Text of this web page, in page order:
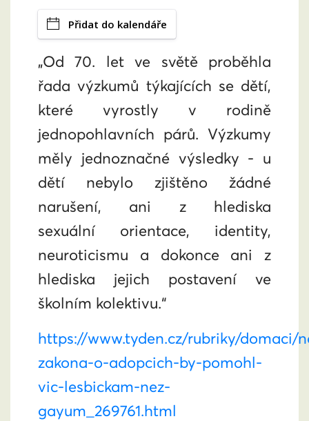
Přidat do kalendáře
„Od 70. let ve světě proběhla
řada výzkumů týkajících se dětí,
které vyrostly v rodině
jednopohlavních párů. Výzkumy
měly jednoznačné výsledky - u
dětí nebylo zjištěno žádné
narušení, ani z hlediska
sexuální orientace, identity,
neuroticismu a dokonce ani z
hlediska jejich postavení ve
školním kolektivu.“
https://www.tyden.cz/rubriky/domaci/
zakona-o-adopcich-by-pomohl-
vic-lesbickam-nez-
gayum_269761.html